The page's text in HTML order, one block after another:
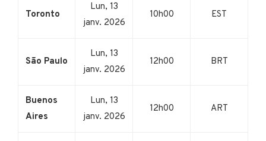
Toronto
Lun, 13
janv. 2026
10h00 EST
São Paulo
Lun, 13
janv. 2026
12h00 BRT
Buenos
Aires
Lun, 13
janv. 2026
12h00 ART